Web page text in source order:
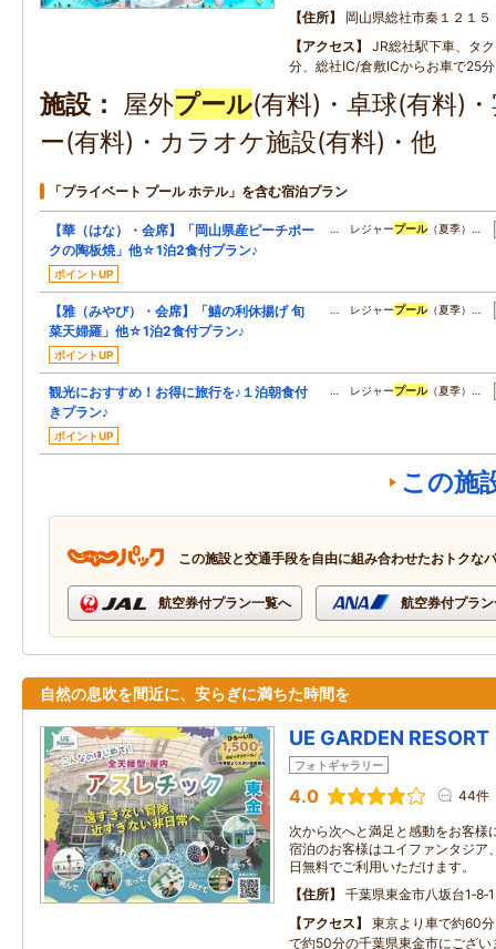
住所
岡山県総社市秦１２１５
アクセス
JR総社駅下車、タ
分、総社IC/倉敷ICからお車で25分
施設 屋外プール(有料)・卓球(有料)
ー(有料)・カラオケ施設(有料)・他
「プライベート プール ホテル」を含む宿泊プラン
【華（はな）・会席】「岡山県産ピーチポー
クの陶板焼」他☆1泊2食付プラン♪
ポイントUP
… レジャープール（夏季）…
【雅（みやび）・会席】「鱚の利休揚げ 旬
菜天婦羅」他☆1泊2食付プラン♪
ポイントUP
… レジャープール（夏季）…
観光におすすめ！お得に旅行を♪１泊朝食付
きプラン♪
ポイントUP
… レジャープール（夏季）…
この施
この施設と交通手段を自由に組み合わせたおトクな
航空券付プラン一覧へ 航空券付プラ
自然の息吹を間近に、安らぎに満ちた時間を
UE GARDEN RESORT
フォトギャラリー
4.0 44件
次から次へと満足と感動をお客様
宿泊のお客様はユイファンタジア
日無料でご利用いただけます。
住所
千葉県東金市八坂台1‐8‐1
アクセス
東京より車で約60
で約50分の千葉県東金市にござい